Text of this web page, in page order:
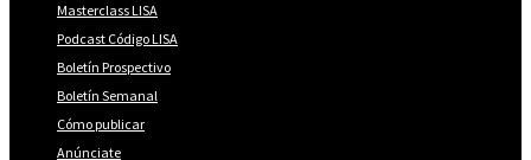
Masterclass LISA
Podcast Código LISA
Boletín Prospectivo
Boletín Semanal
Cómo publicar
Anúnciate